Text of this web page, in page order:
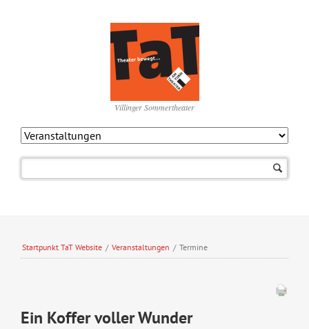
Villinger Sommertheater
Startpunkt TaT Website / Veranstaltungen / Termine
Ein Koffer voller Wunder